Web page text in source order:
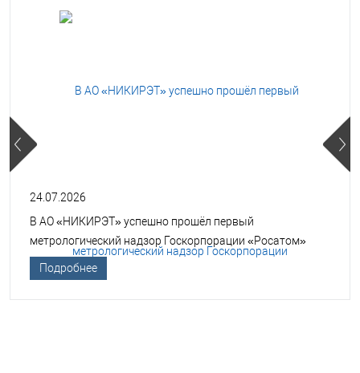
24.07.2026
В АО «НИКИРЭТ» успешно прошёл первый
метрологический надзор Госкорпорации «Росатом»
Подробнее